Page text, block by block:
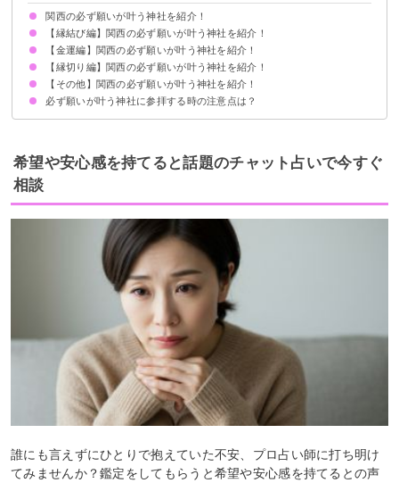
関西の必ず願いが叶う神社を紹介！
【縁結び編】関西の必ず願いが叶う神社を紹介！
①八坂神社：京都府
②住吉大社：大阪府
③談山神社：奈良県
【金運編】関西の必ず願いが叶う神社を紹介！
①金峯神社：奈良県
②御金神社：京都府
③西宮神社：兵庫県
【縁切り編】関西の必ず願いが叶う神社を紹介！
①安井金比羅宮：京都府
②生國魂神社：大阪府
③石切劔箭神社：大阪府
【その他】関西の必ず願いが叶う神社を紹介！
①葛城一言主神社：奈良県
②堀越神社：大阪府
③車折神社：京都府
必ず願いが叶う神社に参拝する時の注意点は？
お参りしてはいけない日は避ける
正しい参拝方法を守る
夜には参拝しないようにする
願いが叶ったから必ずお礼参りをする
希望や安心感を持てると話題のチャット占いで今すぐ
相談
誰にも言えずにひとりで抱えていた不安、プロ占い師に打ち明け
てみませんか？鑑定をしてもらうと希望や安心感を持てるとの声